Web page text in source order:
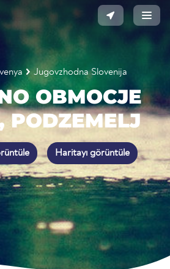
Jugovzhodna Slovenija
OBMOCJE
PODZEMELJ
Haritayı görüntüle